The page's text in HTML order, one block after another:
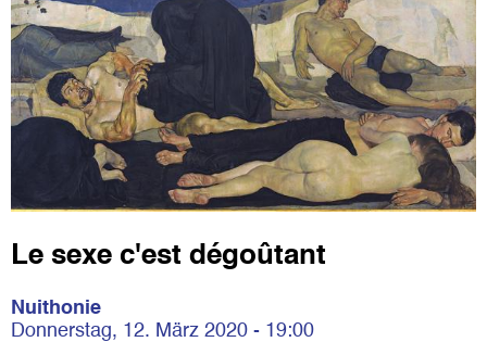
Le sexe c'est dégoûtant
Nuithonie
Donnerstag, 12. März 2020 - 19:00